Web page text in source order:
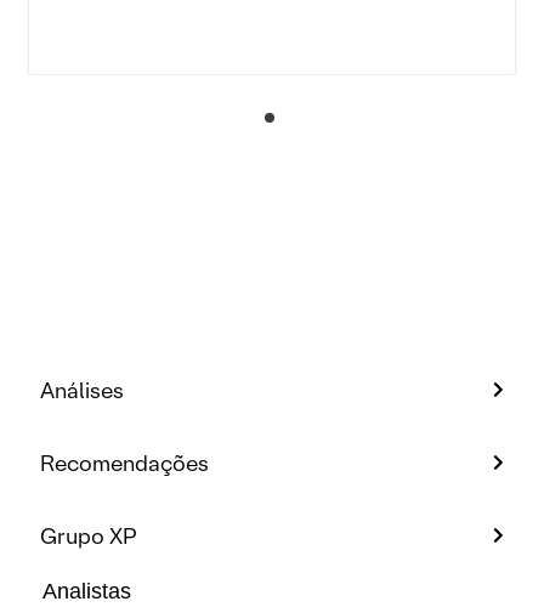
Análises
Recomendações
Grupo XP
Analistas